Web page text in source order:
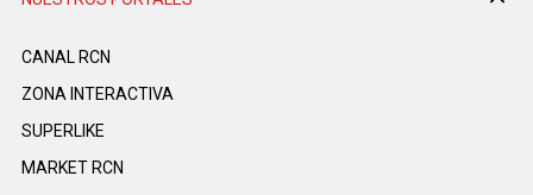
CANAL RCN
ZONA INTERACTIVA
SUPERLIKE
MARKET RCN